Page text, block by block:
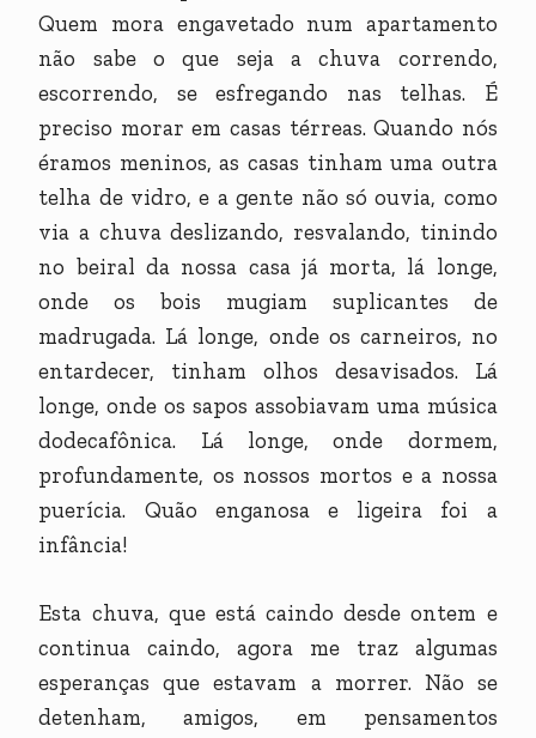
Quem mora engavetado num apartamento
não sabe o que seja a chuva correndo,
escorrendo, se esfregando nas telhas. É
preciso morar em casas térreas. Quando nós
éramos meninos, as casas tinham uma outra
telha de vidro, e a gente não só ouvia, como
via a chuva deslizando, resvalando, tinindo
no beiral da nossa casa já morta, lá longe,
onde os bois mugiam suplicantes de
madrugada. Lá longe, onde os carneiros, no
entardecer, tinham olhos desavisados. Lá
longe, onde os sapos assobiavam uma música
dodecafônica. Lá longe, onde dormem,
profundamente, os nossos mortos e a nossa
puerícia. Quão enganosa e ligeira foi a
infância!
Esta chuva, que está caindo desde ontem e
continua caindo, agora me traz algumas
esperanças que estavam a morrer. Não se
detenham, amigos, em pensamentos